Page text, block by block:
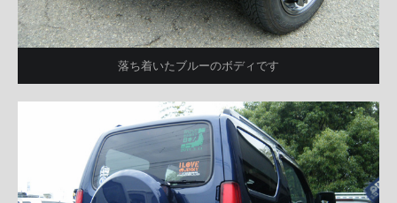
落ち着いたブルーのボディです